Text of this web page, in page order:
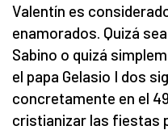
Valentín es
enamorados. Quizá
Sabino o quizá
el papa Gelasio I dos
concretamente en el
cristianizar las fiestas